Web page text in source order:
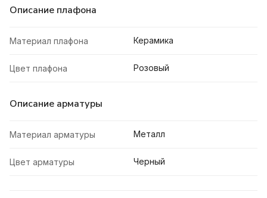
Описание плафона
Материал плафона Керамика
Цвет плафона Розовый
Описание арматуры
Материал арматуры Металл
Цвет арматуры Черный